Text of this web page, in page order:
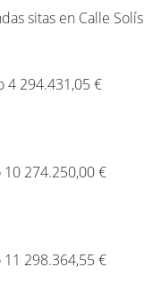
sitas en Calle Solís
4 294.431,05 €
10 274.250,00 €
11 298.364,55 €